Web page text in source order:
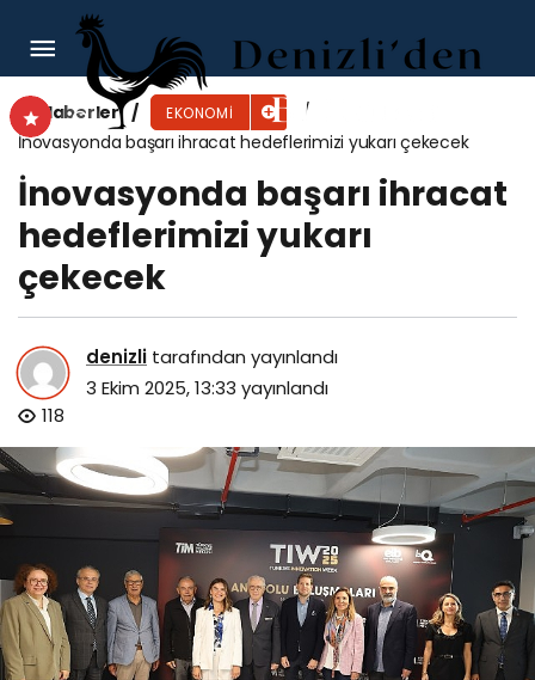
Haberler EKONOMI
İnovasyonda başarı ihracat hedeflerimizi yukarı çekecek
İnovasyonda başarı ihracat
hedeflerimizi yukarı
çekecek
denizli tarafından yayınlandı
3 Ekim 2025, 13:33 yayınlandı
118
İstanbul’da bir taksi plakan olsun